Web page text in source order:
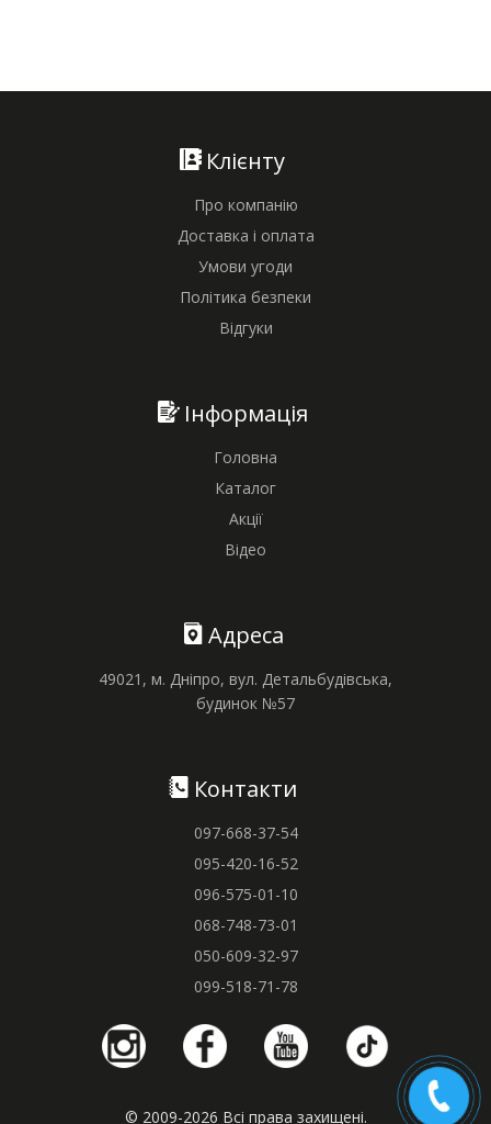
Клієнту
Про компанію
Доставка і оплата
Умови угоди
Політика безпеки
Відгуки
Інформація
Головна
Каталог
Акції
Відео
Адреса
49021, м. Дніпро, вул. Детальбудівська,
будинок №57
Контакти
097-668-37-54
095-420-16-52
096-575-01-10
068-748-73-01
050-609-32-97
099-518-71-78
© 2009-2026 Всі права захищені.